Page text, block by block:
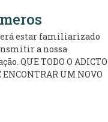
estar familiarizado
a nossa
QUE TODO O ADICTO
ENCONTRAR UM NOVO